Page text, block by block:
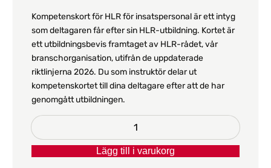
Kompetenskort för HLR för insatspersonal är ett intyg
som deltagaren får efter sin HLR-utbildning. Kortet är
ett utbildningsbevis framtaget av HLR-rådet, vår
branschorganisation, utifrån de uppdaterade
riktlinjerna 2026. Du som instruktör delar ut
kompetenskortet till dina deltagare efter att de har
genomgått utbildningen.
Kompetenskort
HLR
InsatspersonalLägg till i varukorg